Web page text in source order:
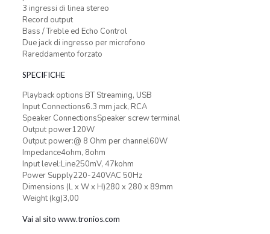
3 ingressi di linea stereo
Record output
Bass / Treble ed Echo Control
Due jack di ingresso per microfono
Rareddamento forzato
SPECIFICHE
Playback options BT Streaming, USB
Input Connections6.3 mm jack, RCA
Speaker ConnectionsSpeaker screw terminal
Output power120W
Output power:@ 8 Ohm per channel60W
Impedance4ohm, 8ohm
Input level:Line250mV, 47kohm
Power Supply220-240VAC 50Hz
Dimensions (L x W x H)280 x 280 x 89mm
Weight (kg)3,00
Vai al sito www.tronios.com